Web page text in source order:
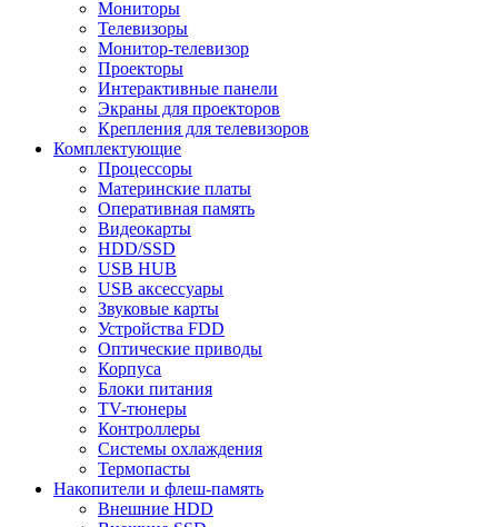
Мониторы
Телевизоры
Монитор-телевизор
Проекторы
Интерактивные панели
Экраны для проекторов
Крепления для телевизоров
Комплектующие
Процессоры
Материнские платы
Оперативная память
Видеокарты
HDD/SSD
USB HUB
USB аксессуары
Звуковые карты
Устройства FDD
Оптические приводы
Корпуса
Блоки питания
TV-тюнеры
Контроллеры
Системы охлаждения
Термопасты
Накопители и флеш-память
Внешние HDD